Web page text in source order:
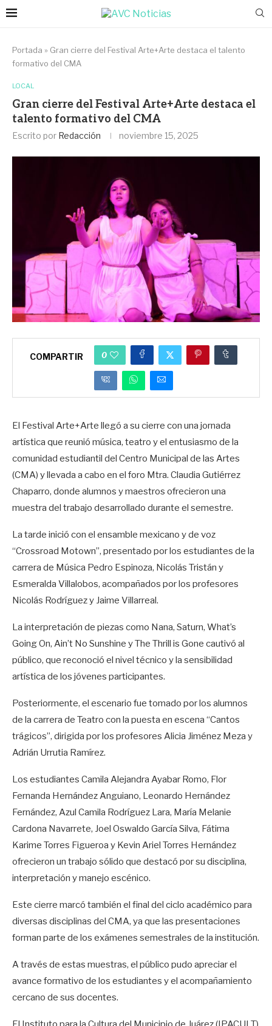
Portada » Gran cierre del Festival Arte+Arte destaca el talento
formativo del CMA
LOCAL
Gran cierre del Festival Arte+Arte destaca el
talento formativo del CMA
Escrito por Redacción noviembre 15, 2025
COMPARTIR 0
El Festival Arte+Arte llegó a su cierre con una jornada
artística que reunió música, teatro y el entusiasmo de la
comunidad estudiantil del Centro Municipal de las Artes
(CMA) y llevada a cabo en el foro Mtra. Claudia Gutiérrez
Chaparro, donde alumnos y maestros ofrecieron una
muestra del trabajo desarrollado durante el semestre.
La tarde inició con el ensamble mexicano y de voz
“Crossroad Motown”, presentado por los estudiantes de la
carrera de Música Pedro Espinoza, Nicolás Tristán y
Esmeralda Villalobos, acompañados por los profesores
Nicolás Rodríguez y Jaime Villarreal.
La interpretación de piezas como Nana, Saturn, What’s
Going On, Ain’t No Sunshine y The Thrill is Gone cautivó al
público, que reconoció el nivel técnico y la sensibilidad
artística de los jóvenes participantes.
Posteriormente, el escenario fue tomado por los alumnos
de la carrera de Teatro con la puesta en escena “Cantos
trágicos”, dirigida por los profesores Alicia Jiménez Meza y
Adrián Urrutia Ramírez.
Los estudiantes Camila Alejandra Ayabar Romo, Flor
Fernanda Hernández Anguiano, Leonardo Hernández
Fernández, Azul Camila Rodríguez Lara, María Melanie
Cardona Navarrete, Joel Oswaldo García Silva, Fátima
Karime Torres Figueroa y Kevin Ariel Torres Hernández
ofrecieron un trabajo sólido que destacó por su disciplina,
interpretación y manejo escénico.
Este cierre marcó también el final del ciclo académico para
diversas disciplinas del CMA, ya que las presentaciones
forman parte de los exámenes semestrales de la institución.
A través de estas muestras, el público pudo apreciar el
avance formativo de los estudiantes y el acompañamiento
cercano de sus docentes.